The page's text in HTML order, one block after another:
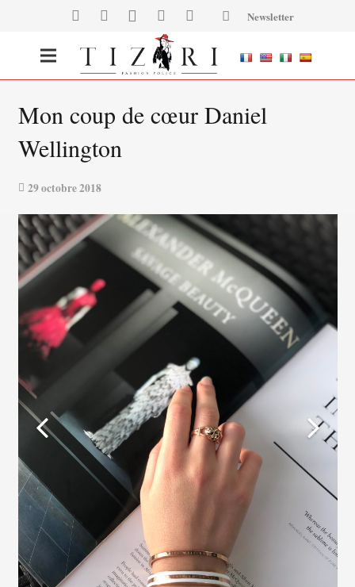
Newsletter
Mon coup de cœur Daniel
Wellington
29 octobre 2018